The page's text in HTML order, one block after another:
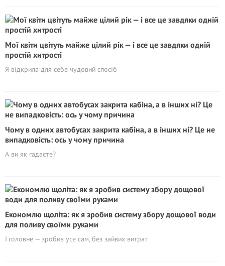
Мої квіти цвітуть майже цілий рік — і все це завдяки одній
простій хитрості
Я відкрила для себе чудовий спосіб
Чому в одних автобусах закрита кабіна, а в інших ні? Це не
випадковість: ось у чому причина
А ви як гадаєте?
Економлю щоліта: як я зробив систему збору дощової води
для поливу своїми руками
І головне — зробив усе сам, без зайвих витрат